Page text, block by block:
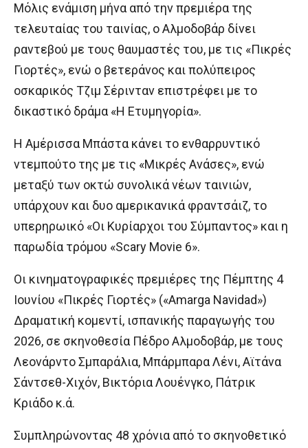
Μόλις ενάμιση μήνα από την πρεμιέρα της
τελευταίας του ταινίας, ο Αλμοδοβάρ δίνει
ραντεβού με τους θαυμαστές του, με τις «Πικρές
Γιορτές», ενώ ο βετεράνος και πολύπειρος
οσκαρικός Τζιμ Σέρινταν επιστρέφει με το
δικαστικό δράμα «Η Ετυμηγορία».
Η Αμέρισσα Μπάστα κάνει το ενθαρρυντικό
ντεμπούτο της με τις «Μικρές Ανάσες», ενώ
μεταξύ των οκτώ συνολικά νέων ταινιών,
υπάρχουν και δυο αμερικανικά φραντσάιζ, το
υπερηρωικό «Οι Κυρίαρχοι του Σύμπαντος» και η
παρωδία τρόμου «Scary Movie 6».
Οι κινηματογραφικές πρεμιέρες της Πέμπτης 4
Ιουνίου «Πικρές Γιορτές» («Amarga Navidad»)
Δραματική κομεντί, ισπανικής παραγωγής του
2026, σε σκηνοθεσία Πέδρο Αλμοδοβάρ, με τους
Λεονάρντο Σμπαράλια, Μπάρμπαρα Λένι, Αϊτάνα
Σάντσεθ-Χιχόν, Βικτόρια Λουένγκο, Πάτρικ
Κριάδο κ.ά.
Συμπληρώνοντας 48 χρόνια από το σκηνοθετικό